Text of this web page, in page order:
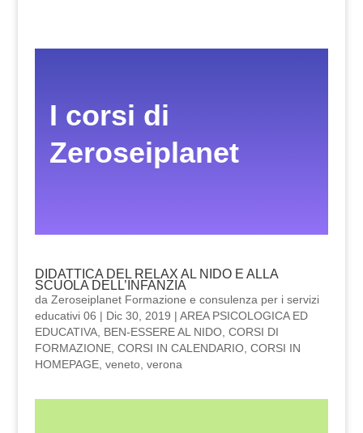
I corsi di
Zeroseiplanet
DIDATTICA DEL RELAX AL NIDO E ALLA
SCUOLA DELL’INFANZIA
da Zeroseiplanet Formazione e consulenza per i servizi
educativi 06 | Dic 30, 2019 | AREA PSICOLOGICA ED
EDUCATIVA, BEN-ESSERE AL NIDO, CORSI DI
FORMAZIONE, CORSI IN CALENDARIO, CORSI IN
HOMEPAGE, veneto, verona